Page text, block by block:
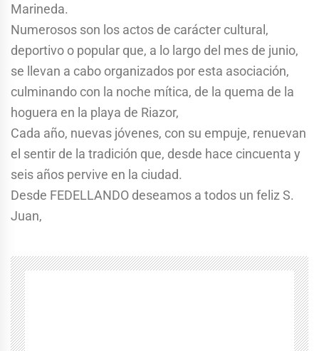
Marineda.
Numerosos son los actos de carácter cultural,
deportivo o popular que, a lo largo del mes de junio,
se llevan a cabo organizados por esta asociación,
culminando con la noche mítica, de la quema de la
hoguera en la playa de Riazor,
Cada año, nuevas jóvenes, con su empuje, renuevan
el sentir de la tradición que, desde hace cincuenta y
seis años pervive en la ciudad.
Desde FEDELLANDO deseamos a todos un feliz S.
Juan,